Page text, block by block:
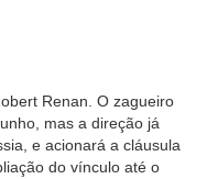
Renan. O zagueiro
mas a direção já
e acionará a cláusula
do vínculo até o